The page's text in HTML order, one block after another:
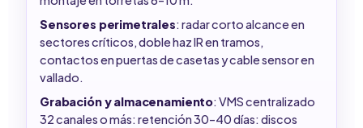
Sensores perimetrales: radar corto alcance en
sectores críticos, doble haz IR en tramos,
contactos en puertas de casetas y cable sensor en
vallado.
Grabación y almacenamiento: VMS centralizado
32 canales o más: retención 30–40 días: discos